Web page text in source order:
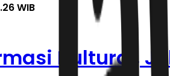
WIB
Kultural,